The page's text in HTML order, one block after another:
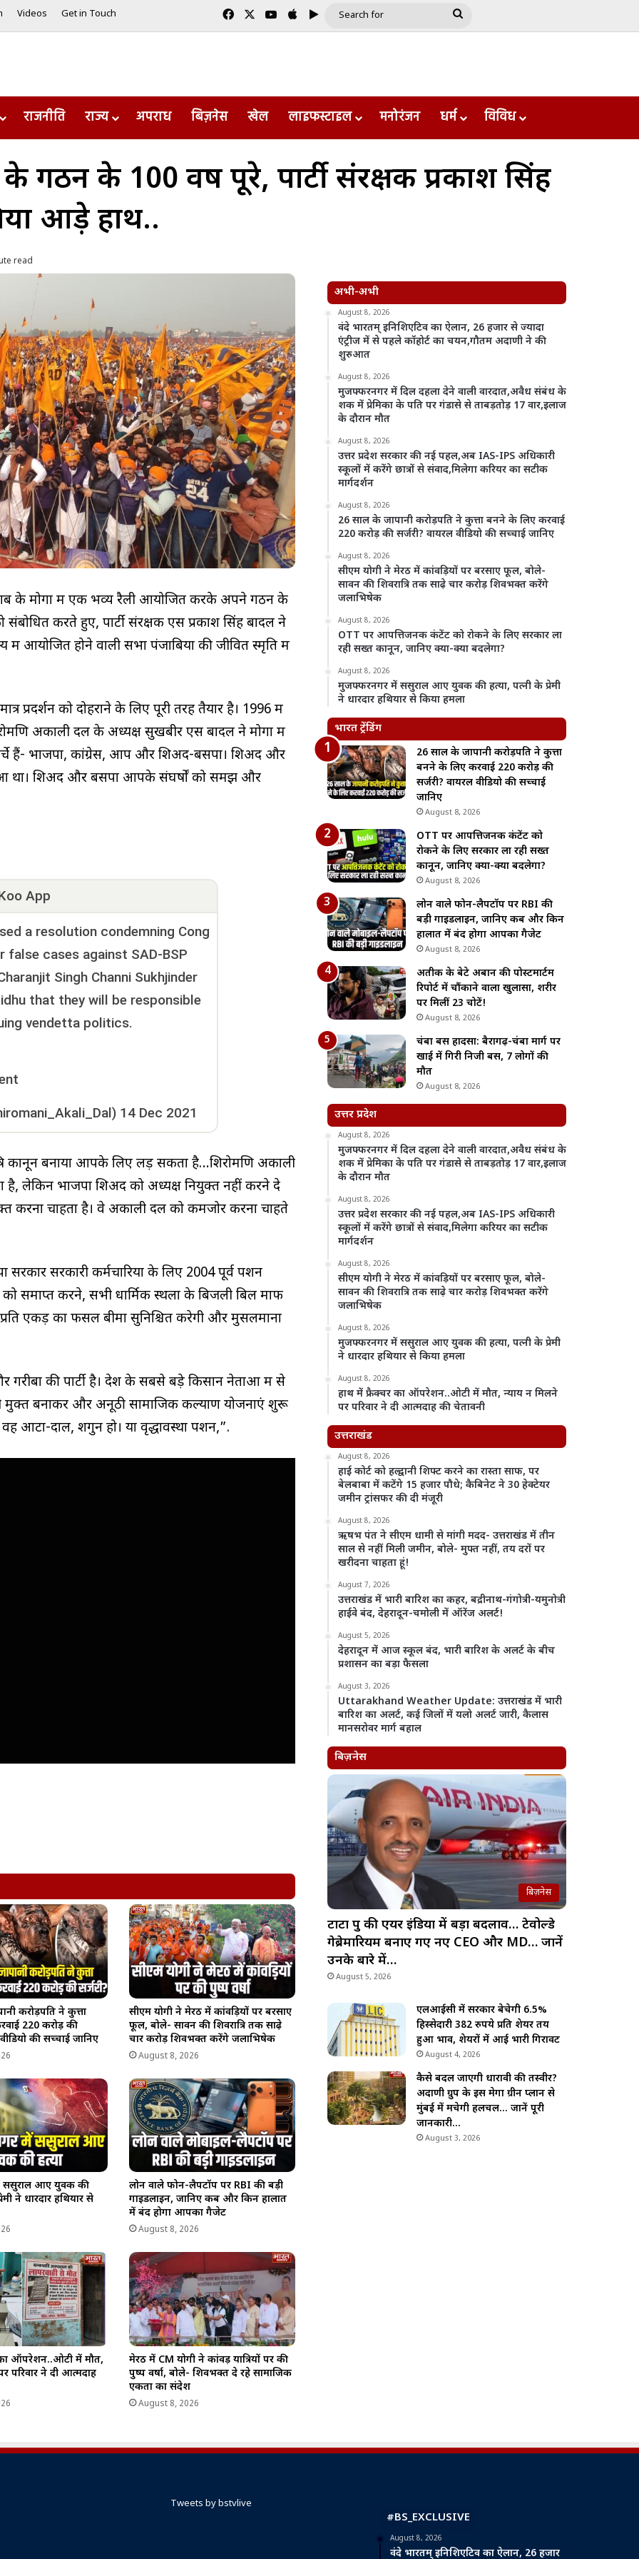
Videos Get in Touch FacebookYouTube
AppleGoogle Play
Search
राजनीति राज्य अपराध बिज़नेस खेल लाइफस्टाइल मनोरंजन धर्म विविध
गठन के 100 वर्ष पूरे, पार्टी संरक्षक प्रकाश सिंह
आड़े हाथ..
read
के मोगा में एक भव्य रैली आयोजित करके अपने गठन के
करते हुए, पार्टी संरक्षक एस प्रकाश सिंह बादल ने
आयोजित होने वाली सभा पंजाबियों की जीवित स्मृति में
को दोहराने के लिए पूरी तरह तैयार है। 1996 में
अकाली दल के अध्यक्ष सुखबीर एस बादल ने मोगा में
हैं- भाजपा, कांग्रेस, आप और शिअद-बसपा। शिअद और
शिअद और बसपा आपके संघर्षों को समझें और
App
a resolution condemning Cong
cases against SAD-BSP
Singh Channi Sukhjinder
that they will be responsible
vendetta politics.
14 Dec 2021
कानून बनाया आपके लिए लड़ सकता है…शिरोमणि अकाली
है, लेकिन भाजपा शिअद को अध्यक्ष नियुक्त नहीं करने दे
करना चाहता है। वे अकाली दल को कमजोर करना चाहते
सरकारी कर्मचारियों के लिए 2004 पूर्व पेंशन
समाप्त करने, सभी धार्मिक स्थलों के बिजली बिल माफ
एकड़ का फसल बीमा सुनिश्चित करेगी और मुसलमानों
की पार्टी है। देश के सबसे बड़े किसान नेताओं में से
मुक्त बनाकर और अनूठी सामाजिक कल्याण योजनाएं शुरू
आटा-दाल, शगुन हो। या वृद्धावस्था पेंशन,”.
करोड़पति ने कुत्ता
220 करोड़ की
की सच्चाई जानिए
सीएम योगी ने मेरठ में कांवड़ियों पर बरसाए
फूल, बोले- सावन की शिवरात्रि तक साढ़े
चार करोड़ शिवभक्त करेंगे जलाभिषेक
August 8, 2026
ससुराल आए युवक की
ने धारदार हथियार से
लोन वाले फोन-लैपटॉप पर RBI की बड़ी
गाइडलाइन, जानिए कब और किन हालात
में बंद होगा आपका गैजेट
August 8, 2026
ऑपरेशन..ओटी में मौत,
परिवार ने दी आत्मदाह
मेरठ में CM योगी ने कांवड़ यात्रियों पर की
पुष्प वर्षा, बोले- शिवभक्त दे रहे सामाजिक
एकता का संदेश
August 8, 2026
अभी-अभी
August 8, 2026
वंदे भारतम् इनिशिएटिव का ऐलान, 26 हजार से ज्यादा
एंट्रीज में से पहले कॉहोर्ट का चयन,गौतम अदाणी ने की
शुरुआत
August 8, 2026
मुजफ्फरनगर में दिल दहला देने वाली वारदात,अवैध संबंध के
शक में प्रेमिका के पति पर गंडासे से ताबड़तोड़ 17 वार,इलाज
के दौरान मौत
August 8, 2026
उत्तर प्रदेश सरकार की नई पहल,अब IAS-IPS अधिकारी
स्कूलों में करेंगे छात्रों से संवाद,मिलेगा करियर का सटीक
मार्गदर्शन
August 8, 2026
26 साल के जापानी करोड़पति ने कुत्ता बनने के लिए करवाई
220 करोड़ की सर्जरी? वायरल वीडियो की सच्चाई जानिए
August 8, 2026
सीएम योगी ने मेरठ में कांवड़ियों पर बरसाए फूल, बोले-
सावन की शिवरात्रि तक साढ़े चार करोड़ शिवभक्त करेंगे
जलाभिषेक
August 8, 2026
OTT पर आपत्तिजनक कंटेंट को रोकने के लिए सरकार ला
रही सख्त कानून, जानिए क्या-क्या बदलेगा?
August 8, 2026
मुजफ्फरनगर में ससुराल आए युवक की हत्या, पत्नी के प्रेमी
ने धारदार हथियार से किया हमला
भारत ट्रेंडिंग
26 साल के जापानी करोड़पति ने कुत्ता
बनने के लिए करवाई 220 करोड़ की
सर्जरी? वायरल वीडियो की सच्चाई
जानिए
August 8, 2026
OTT पर आपत्तिजनक कंटेंट को
रोकने के लिए सरकार ला रही सख्त
कानून, जानिए क्या-क्या बदलेगा?
August 8, 2026
लोन वाले फोन-लैपटॉप पर RBI की
बड़ी गाइडलाइन, जानिए कब और किन
हालात में बंद होगा आपका गैजेट
August 8, 2026
अतीक के बेटे अबान की पोस्टमार्टम
रिपोर्ट में चौंकाने वाला खुलासा, शरीर
पर मिलीं 23 चोटें!
August 8, 2026
चंबा बस हादसा: बैरागढ़-चंबा मार्ग पर
खाई में गिरी निजी बस, 7 लोगों की
मौत
August 8, 2026
उत्तर प्रदेश
August 8, 2026
मुजफ्फरनगर में दिल दहला देने वाली वारदात,अवैध संबंध के
शक में प्रेमिका के पति पर गंडासे से ताबड़तोड़ 17 वार,इलाज
के दौरान मौत
August 8, 2026
उत्तर प्रदेश सरकार की नई पहल,अब IAS-IPS अधिकारी
स्कूलों में करेंगे छात्रों से संवाद,मिलेगा करियर का सटीक
मार्गदर्शन
August 8, 2026
सीएम योगी ने मेरठ में कांवड़ियों पर बरसाए फूल, बोले-
सावन की शिवरात्रि तक साढ़े चार करोड़ शिवभक्त करेंगे
जलाभिषेक
August 8, 2026
मुजफ्फरनगर में ससुराल आए युवक की हत्या, पत्नी के प्रेमी
ने धारदार हथियार से किया हमला
August 8, 2026
हाथ में फ्रैक्चर का ऑपरेशन..ओटी में मौत, न्याय न मिलने
पर परिवार ने दी आत्मदाह की चेतावनी
उत्तराखंड
August 8, 2026
हाई कोर्ट को हल्द्वानी शिफ्ट करने का रास्ता साफ, पर
बेलबाबा में कटेंगे 15 हजार पौधे; कैबिनेट ने 30 हेक्टेयर
जमीन ट्रांसफर की दी मंजूरी
August 8, 2026
ऋषभ पंत ने सीएम धामी से मांगी मदद- उत्तराखंड में तीन
साल से नहीं मिली जमीन, बोले- मुफ्त नहीं, तय दरों पर
खरीदना चाहता हूं!
August 7, 2026
उत्तराखंड में भारी बारिश का कहर, बद्रीनाथ-गंगोत्री-यमुनोत्री
हाईवे बंद, देहरादून-चमोली में ऑरेंज अलर्ट!
August 5, 2026
देहरादून में आज स्कूल बंद, भारी बारिश के अलर्ट के बीच
प्रशासन का बड़ा फैसला
August 3, 2026
Uttarakhand Weather Update: उत्तराखंड में भारी
बारिश का अलर्ट, कई जिलों में यलो अलर्ट जारी, कैलास
मानसरोवर मार्ग बहाल
बिज़नेस
बिज़नेस
टाटा ग्रुप की एयर इंडिया में बड़ा बदलाव… टेवोल्डे
गेब्रेमारियम बनाए गए नए CEO और MD… जानें
उनके बारे में…
August 5, 2026
एलआईसी में सरकार बेचेगी 6.5%
हिस्सेदारी 382 रुपये प्रति शेयर तय
हुआ भाव, शेयरों में आई भारी गिरावट
August 4, 2026
कैसे बदल जाएगी धारावी की तस्वीर?
अदाणी ग्रुप के इस मेगा ग्रीन प्लान से
मुंबई में मचेगी हलचल… जानें पूरी
जानकारी…
August 3, 2026
Tweets by bstvlive
#BS_EXCLUSIVE
August 8, 2026
वंदे भारतम् इनिशिएटिव का ऐलान, 26 हजार